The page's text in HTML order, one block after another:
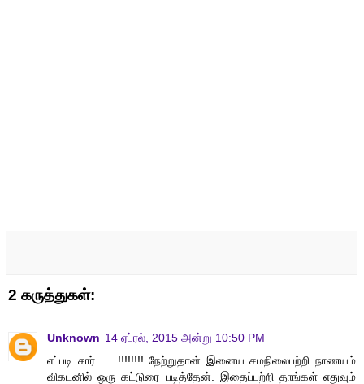
2 கருத்துகள்:
Unknown 14 ஏப்ரல், 2015 அன்று 10:50 PM
எப்படி சார்.......!!!!!!!! நேற்றுதான் இனைய சமநிலைபற்றி நாணயம்
விகடனில் ஒரு கட்டுரை படித்தேன். இதைப்பற்றி தாங்கள் எதுவும்